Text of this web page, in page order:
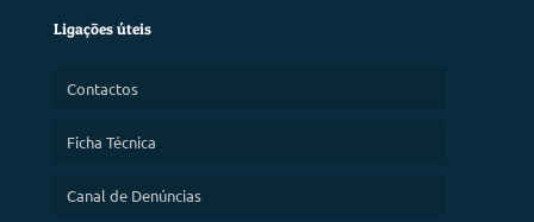
Ligações úteis
Contactos
Ficha Técnica
Canal de Denúncias